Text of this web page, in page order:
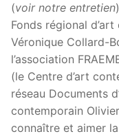
(voir notre entretien
Fonds régional
Véronique Collard-
l’association
(le Centre d’art
réseau Documents
contemporain
connaître et aimer